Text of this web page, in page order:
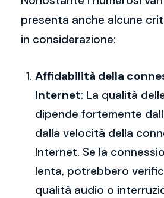
presenta anche alcune
in considerazione:
Affidabilità della
Internet: La qualità
dipende fortemente
dalla velocità della
Internet. Se la
lenta, potrebbero
qualità audio o